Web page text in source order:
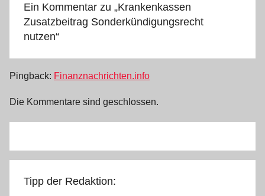
Ein Kommentar zu „Krankenkassen
Zusatzbeitrag Sonderkündigungsrecht
nutzen“
Pingback: Finanznachrichten.info
Die Kommentare sind geschlossen.
Tipp der Redaktion: